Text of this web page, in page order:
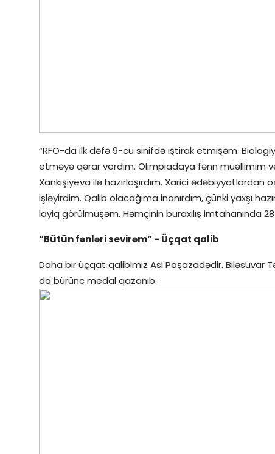
“RFO-da ilk dəfə 9-cu sinifdə iştirak etmişəm.
etməyə qərar verdim. Olimpiadaya fənn müəllimim
Xankişiyeva ilə hazırlaşırdım. Xarici ədəbiyyatlardan
işləyirdim. Qalib olacağıma inanırdım, çünki yaxşı
layiq görülmüşəm. Həmçinin buraxılış imtahanında
“Bütün fənləri sevirəm” - Üçqat qalib
Daha bir üçqat qalibimiz Asi Paşazadədir. Biləsuvar
da bürünc medal qazanıb: